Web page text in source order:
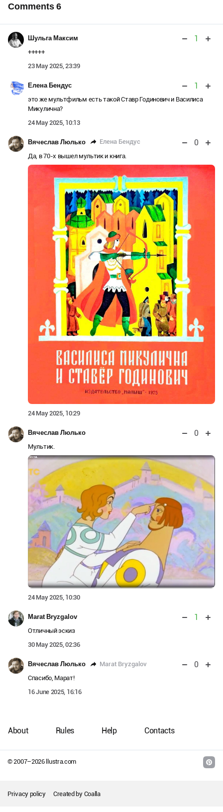
Comments6
Шульга Максим 1
+++++
23 May 2025, 23:39
Елена Бендус 1
это же мультфильм есть такой Ставр Годинович и Василиса
Микулична?
24 May 2025, 10:13
Вячеслав Люлько Елена Бендус 0
Да, в 70-х вышел мультик и книга.
24 May 2025, 10:29
Вячеслав Люлько 0
Мультик.
24 May 2025, 10:30
Marat Bryzgalov 1
Отличный эскиз
30 May 2025, 02:36
Вячеслав Люлько Marat Bryzgalov 0
Спасибо, Марат!
16 June 2025, 16:16
© 2007–2026llustra.com
About Rules Help Contacts
Privacy policy Created by Coalla